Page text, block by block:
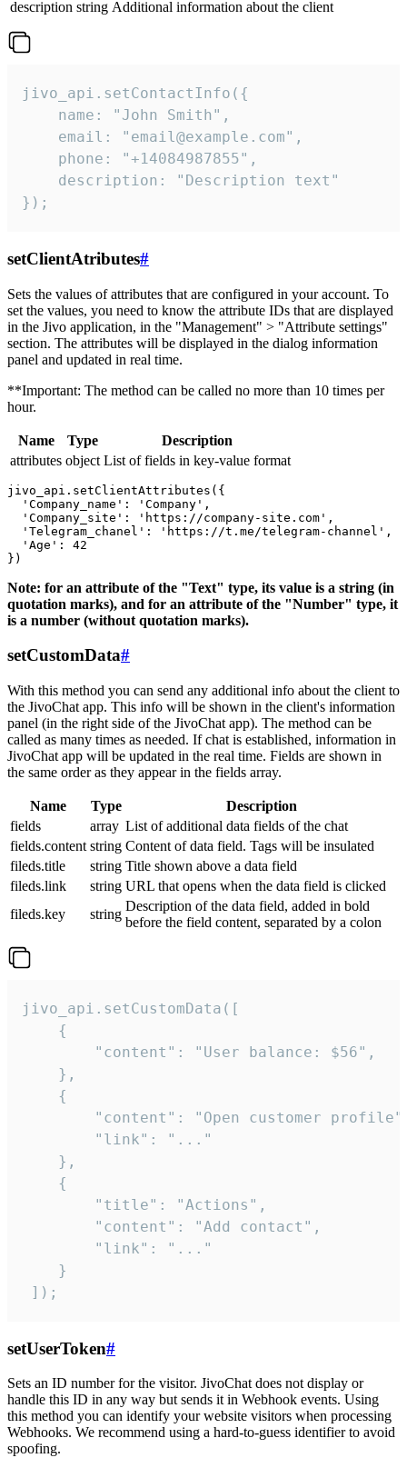
description string Additional information about the client
jivo_api.setContactInfo({
    name: "John Smith",
    email: "email@example.com",
    phone: "+14084987855",
    description: "Description text"
});
setClientAtributes#
Sets the values ​​of attributes that are configured in your account. To
set the values, you need to know the attribute IDs that are displayed
in the Jivo application, in the "Management" > "Attribute settings"
section. The attributes will be displayed in the dialog information
panel and updated in real time.
**Important: The method can be called no more than 10 times per
hour.
Name Type
Description
attributes object List of fields in key-value format
jivo_api.setClientAttributes({
  'Company_name': 'Company',
  'Company_site': 'https://company-site.com',
  'Telegram_chanel': 'https://t.me/telegram-channel',
  'Age': 42
Note: for an attribute of the "Text" type, its value is a string (in
quotation marks), and for an attribute of the "Number" type, it
is a number (without quotation marks).
setCustomData#
With this method you can send any additional info about the client to
the JivoChat app. This info will be shown in the client's information
panel (in the right side of the JivoChat app). The method can be
called as many times as needed. If chat is established, information in
JivoChat app will be updated in the real time. Fields are shown in
the same order as they appear in the fields array.
Name Type
Description
fields
array List of additional data fields of the chat
fields.content string Content of data field. Tags will be insulated
fileds.title
string Title shown above a data field
fileds.link
string URL that opens when the data field is clicked
fileds.key
string
Description of the data field, added in bold
before the field content, separated by a colon
jivo_api.setCustomData([
    {
        "content": "User balance: $56",
    },
    {
"content": "Open customer
        "link": "..."
    },
    {
        "title": "Actions",
        "content": "Add contact",
        "link": "..."
    }
]);
setUserToken#
Sets an ID number for the visitor. JivoChat does not display or
handle this ID in any way but sends it in Webhook events. Using
this method you can identify your website visitors when processing
Webhooks. We recommend using a hard-to-guess identifier to avoid
spoofing.